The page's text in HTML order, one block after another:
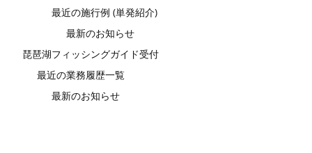
最近の施行例 (単発紹介)
最新のお知らせ
琵琶湖フィッシングガイド受付
最近の業務履歴一覧
最新のお知らせ